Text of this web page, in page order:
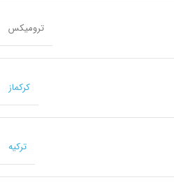
ترومیکس
کرکماز
ترکیه